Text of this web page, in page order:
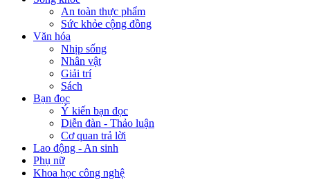
An toàn thực phẩm
Sức khỏe cộng đồng
Văn hóa
Nhịp sống
Nhân vật
Giải trí
Sách
Bạn đọc
Ý kiến bạn đọc
Diễn đàn - Thảo luận
Cơ quan trả lời
Lao động - An sinh
Phụ nữ
Khoa học công nghệ